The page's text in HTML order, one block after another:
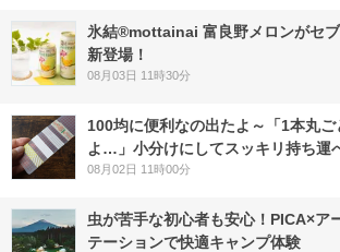
氷結®mottainai 富良野メロンがセ
新登場！
08月03日 11時30分
100均に便利なの出たよ～「1本丸
よ…」小分けにしてスッキリ持ち運
08月02日 11時00分
虫が苦手な初心者も安心！PICA×ア
テーションで快適キャンプ体験